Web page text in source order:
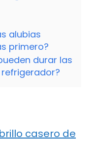
alubias
primero?
durar las
casero de